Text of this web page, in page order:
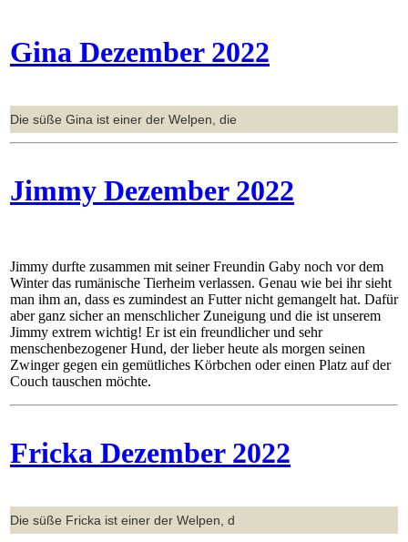
Gina Dezember 2022
Die süße Gina ist einer der Welpen, die
Jimmy Dezember 2022
Jimmy durfte zusammen mit seiner Freundin Gaby noch vor dem
Winter das rumänische Tierheim verlassen. Genau wie bei ihr sieht
man ihm an, dass es zumindest an Futter nicht gemangelt hat. Dafür
aber ganz sicher an menschlicher Zuneigung und die ist unserem
Jimmy extrem wichtig! Er ist ein freundlicher und sehr
menschenbezogener Hund, der lieber heute als morgen seinen
Zwinger gegen ein gemütliches Körbchen oder einen Platz auf der
Couch tauschen möchte.
Fricka Dezember 2022
Die süße Fricka ist einer der Welpen, d